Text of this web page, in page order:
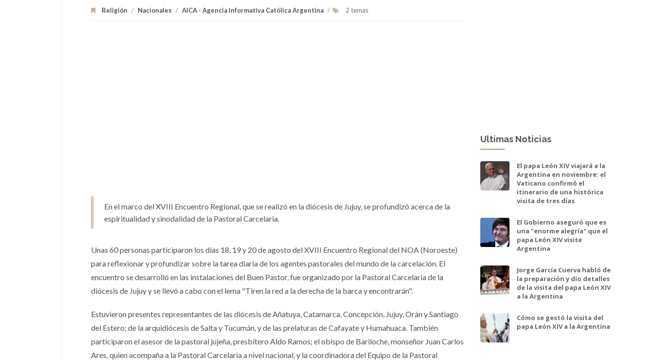
Religión / Nacionales / AICA - Agencia Informativa Católica Argentina / 2 temas
En el marco del XVIII Encuentro Regional, que se realizó en la diócesis de Jujuy, se profundizó acerca de la
espiritualidad y sinodalidad de la Pastoral Carcelaria.
Unas 60 personas participaron los días 18, 19 y 20 de agosto del XVIII Encuentro Regional del NOA (Noroeste)
para reflexionar y profundizar sobre la tarea diaria de los agentes pastorales del mundo de la carcelación. El
encuentro se desarrolló en las instalaciones del Buen Pastor, fue organizado por la Pastoral Carcelaria de la
diócesis de Jujuy y se llevó a cabo con el lema "Tiren la red a la derecha de la barca y encontrarán".
Estuvieron presentes representantes de las diócesis de Añatuya, Catamarca, Concepción, Jujuy, Orán y Santiago
del Estero; de la arquidiócesis de Salta y Tucumán, y de las prelaturas de Cafayate y Humahuaca. También
participaron el asesor de la pastoral jujeña, presbítero Aldo Ramos; el obispo de Bariloche, monseñor Juan Carlos
Ares, quien acompaña a la Pastoral Carcelaria a nivel nacional, y la coordinadora del Equipo de la Pastoral
Ultimas Noticias
El papa León XIV viajará a la
Argentina en noviembre: el
Vaticano confirmó el
itinerario de una histórica
visita de tres días
El Gobierno aseguró que es
una "enorme alegría" que el
papa León XIV visite
Argentina
Jorge García Cuerva habló de
la preparación y dio detalles
de la visita del papa León XIV
a la Argentina
Cómo se gestó la visita del
papa León XIV a la Argentina